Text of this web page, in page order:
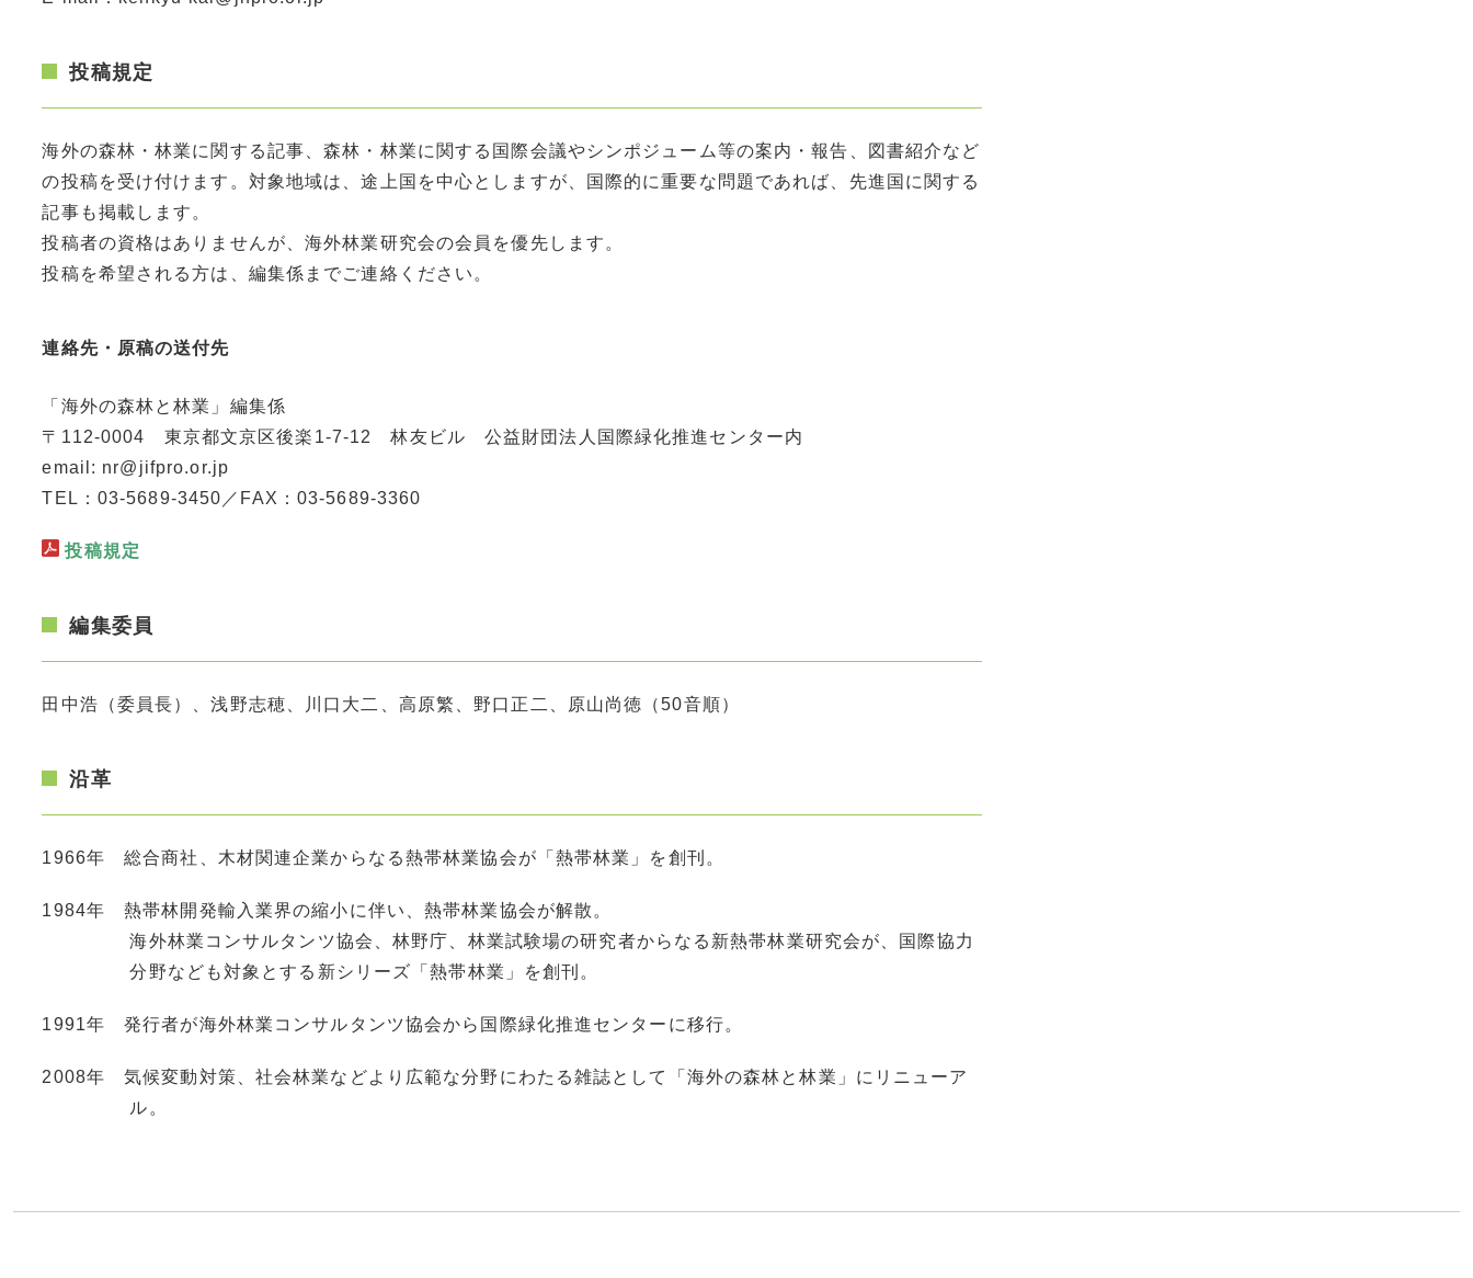
投稿規定
海外の森林・林業に関する記事、森林・林業に関する国際会議やシンポジューム等の案内・報告、図書紹介など
の投稿を受け付けます。対象地域は、途上国を中心としますが、国際的に重要な問題であれば、先進国に関する
記事も掲載します。
投稿者の資格はありませんが、海外林業研究会の会員を優先します。
投稿を希望される方は、編集係までご連絡ください。
連絡先・原稿の送付先
「海外の森林と林業」編集係
〒112-0004 東京都文京区後楽1-7-12 林友ビル 公益財団法人国際緑化推進センター内
email: nr@jifpro.or.jp
TEL：03-5689-3450／FAX：03-5689-3360
投稿規定
編集委員
田中浩（委員長）、浅野志穂、川口大二、高原繁、野口正二、原山尚徳（50音順）
沿革
1966年 総合商社、木材関連企業からなる熱帯林業協会が「熱帯林業」を創刊。
1984年 熱帯林開発輸入業界の縮小に伴い、熱帯林業協会が解散。
海外林業コンサルタンツ協会、林野庁、林業試験場の研究者からなる新熱帯林業研究会が、国際協力
分野なども対象とする新シリーズ「熱帯林業」を創刊。
1991年 発行者が海外林業コンサルタンツ協会から国際緑化推進センターに移行。
2008年 気候変動対策、社会林業などより広範な分野にわたる雑誌として「海外の森林と林業」にリニューア
ル。